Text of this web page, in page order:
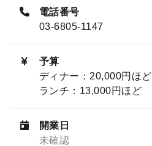
電話番号
03-6805-1147
予算
ディナー：20,000円ほど
ランチ：13,000円ほど
開業日
未確認